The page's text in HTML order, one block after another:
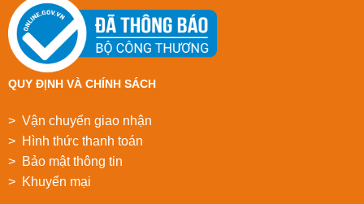
QUY ĐỊNH VÀ CHÍNH SÁCH
> Vận chuyển giao nhận
> Hình thức thanh toán
> Bảo mật thông tin
> Khuyển mại